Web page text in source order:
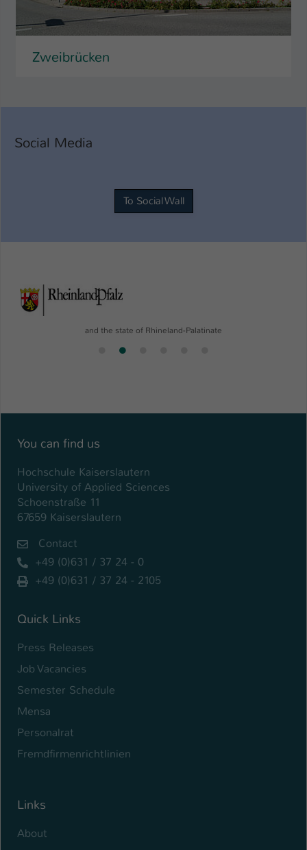
Zweibrücken
Social Media
To Social Wall
and the state of Rhineland-Palatinate
You can find us
Hochschule Kaiserslautern
University of Applied Sciences
Schoenstraße 11
67659 Kaiserslautern
Contact
+49 (0)631 / 37 24 - 0
+49 (0)631 / 37 24 - 2105
Quick Links
Press Releases
Job Vacancies
Semester Schedule
Mensa
Personalrat
Fremdfirmenrichtlinien
Links
About